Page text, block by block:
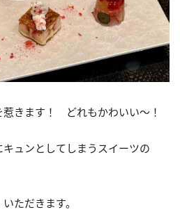
きます！ どれもかわいい〜！
ュンとしてしまうスイーツの
ただきます。